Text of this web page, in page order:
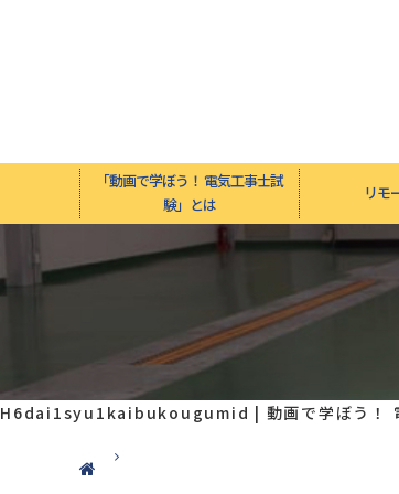
「動画で学ぼう！ 電気工事士試
験」とは
リモ
H6dai1syu1kaibukougumid | 動画で学ぼう！